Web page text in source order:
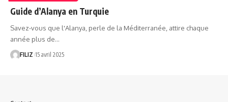
Guide d’Alanya en Turquie
Savez-vous que l'Alanya, perle de la Méditerranée, attire chaque
année plus de…
FILIZ 15 avril 2025